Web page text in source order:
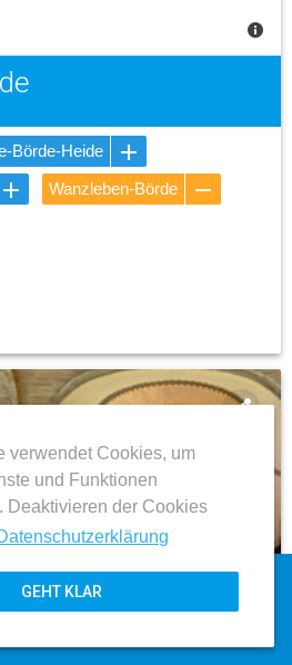
verwendet Cookies, um
und Funktionen
Deaktivieren der Cookies
GEHT KLAR
Börde-Heide
Wanzleben-Börde
share
AGB